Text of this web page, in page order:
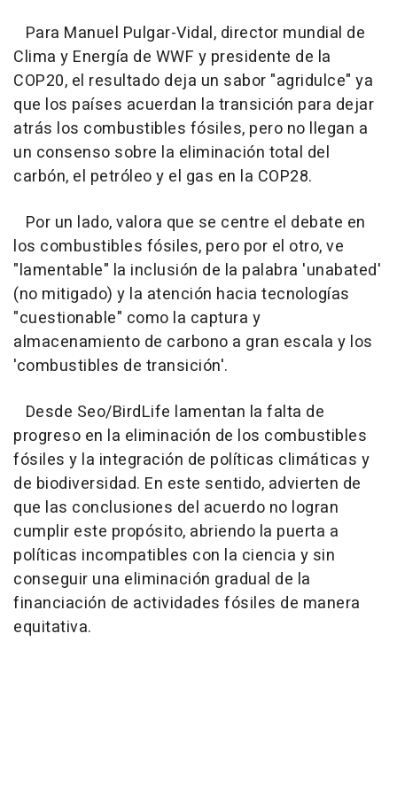
Para Manuel Pulgar-Vidal, director mundial de
Clima y Energía de WWF y presidente de la
COP20, el resultado deja un sabor "agridulce" ya
que los países acuerdan la transición para dejar
atrás los combustibles fósiles, pero no llegan a
un consenso sobre la eliminación total del
carbón, el petróleo y el gas en la COP28.
Por un lado, valora que se centre el debate en
los combustibles fósiles, pero por el otro, ve
"lamentable" la inclusión de la palabra 'unabated'
(no mitigado) y la atención hacia tecnologías
"cuestionable" como la captura y
almacenamiento de carbono a gran escala y los
'combustibles de transición'.
Desde Seo/BirdLife lamentan la falta de
progreso en la eliminación de los combustibles
fósiles y la integración de políticas climáticas y
de biodiversidad. En este sentido, advierten de
que las conclusiones del acuerdo no logran
cumplir este propósito, abriendo la puerta a
políticas incompatibles con la ciencia y sin
conseguir una eliminación gradual de la
financiación de actividades fósiles de manera
equitativa.